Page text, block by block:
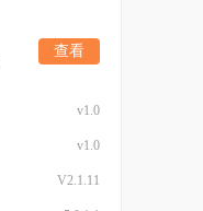
查看
v1.0
v1.0
V2.1.11